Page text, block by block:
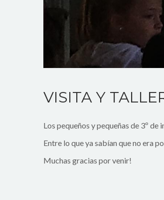
VISITA Y
Los pequeños y pequeñas de 3º
Entre lo que ya sabían que no era
Muchas gracias por venir!